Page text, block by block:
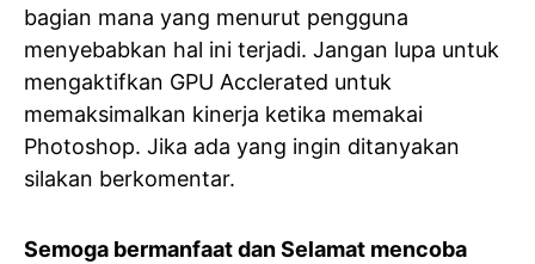
bagian mana yang menurut pengguna
menyebabkan hal ini terjadi. Jangan lupa untuk
mengaktifkan GPU Acclerated untuk
memaksimalkan kinerja ketika memakai
Photoshop. Jika ada yang ingin ditanyakan
silakan berkomentar.
Semoga bermanfaat dan Selamat mencoba